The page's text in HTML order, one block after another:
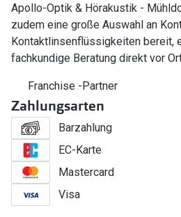
Apollo-Optik & Hörakustik -
zudem eine große Auswahl an
Kontaktlinsenflüssigkeiten bereit,
fachkundige Beratung direkt vor
Franchise -Partner
Zahlungsarten
Barzahlung
EC-Karte
Mastercard
Visa